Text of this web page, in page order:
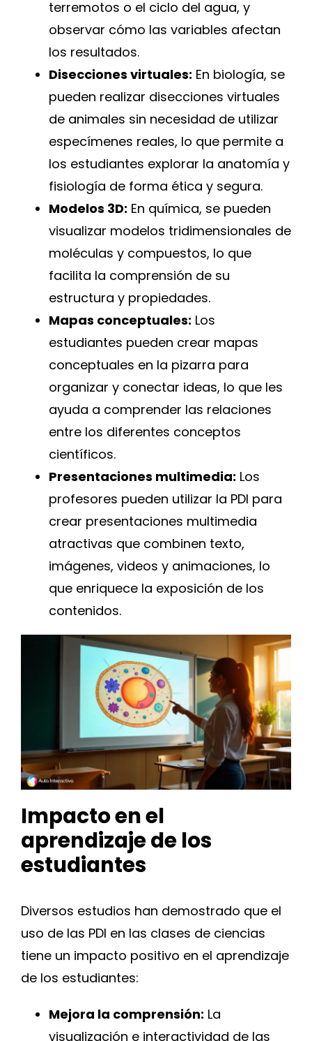
terremotos o el ciclo del agua, y
observar cómo las variables afectan
los resultados.
Disecciones virtuales: En biología, se
pueden realizar disecciones virtuales
de animales sin necesidad de utilizar
especímenes reales, lo que permite a
los estudiantes explorar la anatomía y
fisiología de forma ética y segura.
Modelos 3D: En química, se pueden
visualizar modelos tridimensionales de
moléculas y compuestos, lo que
facilita la comprensión de su
estructura y propiedades.
Mapas conceptuales: Los
estudiantes pueden crear mapas
conceptuales en la pizarra para
organizar y conectar ideas, lo que les
ayuda a comprender las relaciones
entre los diferentes conceptos
científicos.
Presentaciones multimedia: Los
profesores pueden utilizar la PDI para
crear presentaciones multimedia
atractivas que combinen texto,
imágenes, videos y animaciones, lo
que enriquece la exposición de los
contenidos.
Impacto en el
aprendizaje de los
estudiantes
Diversos estudios han demostrado que el
uso de las PDI en las clases de ciencias
tiene un impacto positivo en el aprendizaje
de los estudiantes:
Mejora la comprensión: La
visualización e interactividad de las